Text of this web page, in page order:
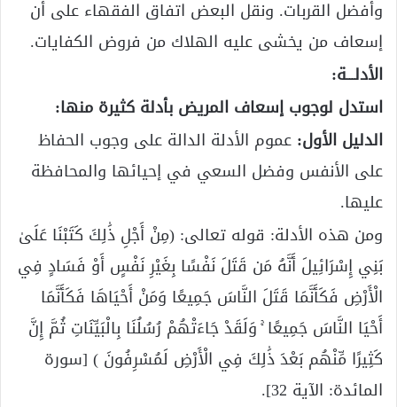
وأفضل القربات. ونقل البعض اتفاق الفقهاء على أن
إسعاف من يخشى عليه الهلاك من فروض الكفايات.
الأدلـــة:
استدل لوجوب إسعاف المريض بأدلة كثيرة منها:
الدليل الأول: عموم الأدلة الدالة على وجوب الحفاظ
على الأنفس وفضل السعي في إحيائها والمحافظة
عليها.
ومن هذه الأدلة: قوله تعالى: (مِنْ أَجْلِ ذَٰلِكَ كَتَبْنَا عَلَىٰ
بَنِي إِسْرَائِيلَ أَنَّهُ مَن قَتَلَ نَفْسًا بِغَيْرِ نَفْسٍ أَوْ فَسَادٍ فِي
الْأَرْضِ فَكَأَنَّمَا قَتَلَ النَّاسَ جَمِيعًا وَمَنْ أَحْيَاهَا فَكَأَنَّمَا
أَحْيَا النَّاسَ جَمِيعًا ۚ وَلَقَدْ جَاءَتْهُمْ رُسُلُنَا بِالْبَيِّنَاتِ ثُمَّ إِنَّ
كَثِيرًا مِّنْهُم بَعْدَ ذَٰلِكَ فِي الْأَرْضِ لَمُسْرِفُونَ ) [سورة
المائدة: الآية 32].